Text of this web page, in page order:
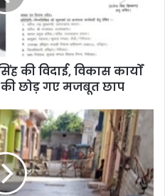
की विदाई, विकास कार्यों
की छोड़ गए मजबूत छाप